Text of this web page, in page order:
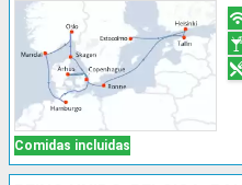
Comidas incluidas